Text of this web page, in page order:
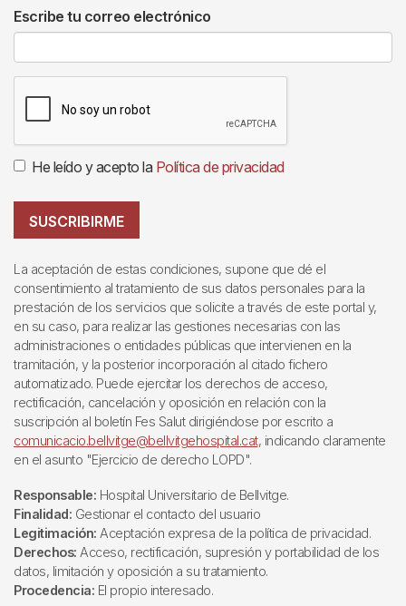
Escribe tu correo electrónico
He leído y acepto la Política de privacidad
SUSCRIBIRME
La aceptación de estas condiciones, supone que dé el
consentimiento al tratamiento de sus datos personales para la
prestación de los servicios que solicite a través de este portal y,
en su caso, para realizar las gestiones necesarias con las
administraciones o entidades públicas que intervienen en la
tramitación, y la posterior incorporación al citado fichero
automatizado. Puede ejercitar los derechos de acceso,
rectificación, cancelación y oposición en relación con la
suscripción al boletín Fes Salut dirigiéndose por escrito a
comunicacio.bellvitge@bellvitgehospital.cat, indicando claramente
en el asunto "Ejercicio de derecho LOPD".
Responsable: Hospital Universitario de Bellvitge.
Finalidad: Gestionar el contacto del usuario
Legitimación: Aceptación expresa de la política de privacidad.
Derechos: Acceso, rectificación, supresión y portabilidad de los
datos, limitación y oposición a su tratamiento.
Procedencia: El propio interesado.